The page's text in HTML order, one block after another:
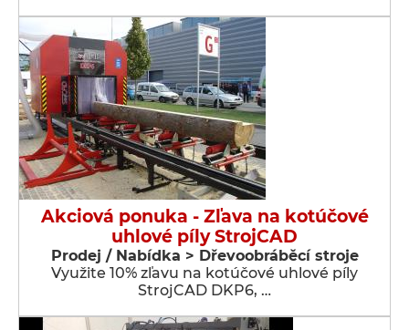
Akciová ponuka - Zľava na kotúčové
uhlové píly StrojCAD
Prodej / Nabídka > Dřevoobráběcí stroje
Využite 10% zľavu na kotúčové uhlové píly
StrojCAD DKP6, …